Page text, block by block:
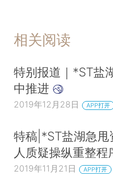
相关阅读
特别报道｜*ST盐
中推进
2019年12月28日 APP打开
特稿|*ST盐湖急甩
人质疑操纵重整程
2019年11月21日 APP打开